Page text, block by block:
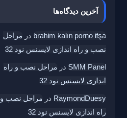
آخرین دیدگاه‌ها
brahim kalın porno ifşa در مراحل
نصب و راه اندازی لایسنس نود 32
SMM Panel در مراحل نصب و راه
اندازی لایسنس نود 32
RaymondDuesy در مراحل نصب و
راه اندازی لایسنس نود 32